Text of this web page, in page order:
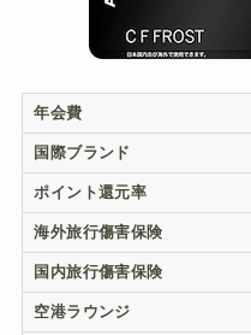
年会費
国際ブランド
ポイント還元率
海外旅行傷害保険
国内旅行傷害保険
空港ラウンジ